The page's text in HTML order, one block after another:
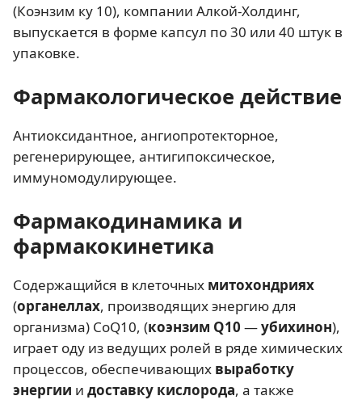
(Коэнзим ку 10), компании Алкой-Холдинг,
выпускается в форме капсул по 30 или 40 штук в
упаковке.
Фармакологическое действие
Антиоксидантное, ангиопротекторное,
регенерирующее, антигипоксическое,
иммуномодулирующее.
Фармакодинамика и
фармакокинетика
Содержащийся в клеточных митохондриях
(органеллах, производящих энергию для
организма) CoQ10, (коэнзим Q10 —убихинон),
играет оду из ведущих ролей в ряде химических
процессов, обеспечивающих выработку
энергии и доставку кислорода, а также